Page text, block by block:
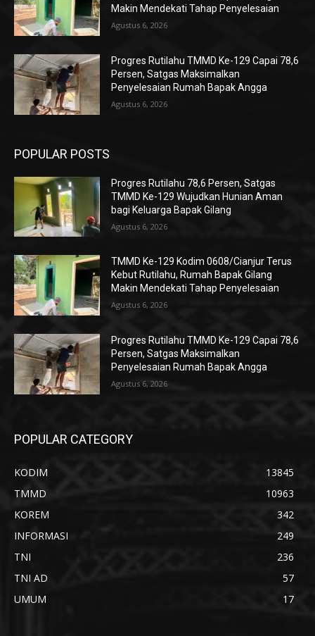
Makin Mendekati Tahap Penyelesaian
Agustus 6, 2026
Progres Rutilahu TMMD Ke-129 Capai 78,6
Persen, Satgas Maksimalkan
Penyelesaian Rumah Bapak Angga
Agustus 6, 2026
POPULAR POSTS
Progres Rutilahu 78,6 Persen, Satgas
TMMD Ke-129 Wujudkan Hunian Aman
bagi Keluarga Bapak Gilang
Agustus 6, 2026
TMMD Ke-129 Kodim 0608/Cianjur Terus
Kebut Rutilahu, Rumah Bapak Gilang
Makin Mendekati Tahap Penyelesaian
Agustus 6, 2026
Progres Rutilahu TMMD Ke-129 Capai 78,6
Persen, Satgas Maksimalkan
Penyelesaian Rumah Bapak Angga
Agustus 6, 2026
POPULAR CATEGORY
KODIM
13845
TMMD
10963
KOREM
342
INFORMASI
249
TNI
236
TNI AD
57
UMUM
17